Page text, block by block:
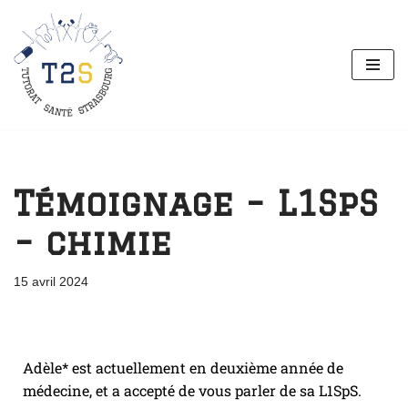
Aller
au
contenu
Témoignage – L1SpS
– chimie
15 avril 2024
Adèle* est actuellement en deuxième année de
médecine, et a accepté de vous parler de sa L1SpS.